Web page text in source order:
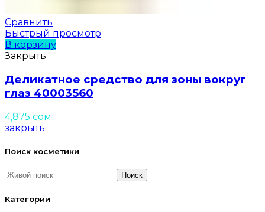
Сравнить
Быстрый просмотр
В корзину
Закрыть
Деликатное средство для зоны вокруг
глаз 40003560
4,875 сом
закрыть
Поиск косметики
Поиск
Категории